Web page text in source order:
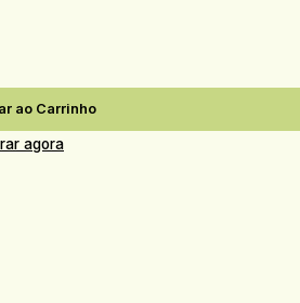
ao Carrinho
agora